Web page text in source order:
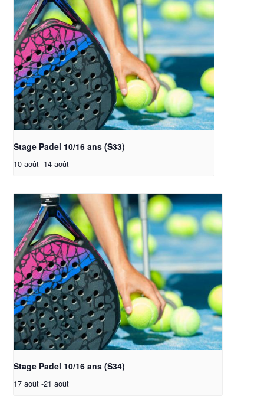
Stage Padel 10/16 ans (S33)
10 août -14 août
Stage Padel 10/16 ans (S34)
17 août -21 août